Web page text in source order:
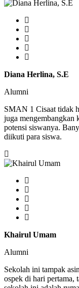
Diana Herlina, S.E
Alumni
SMAN 1 Cisaat tidak
juga mengembangkan
potensi siswanya.
diikuti para siswa.
Khairul Umam
Alumni
Sekolah ini tampak
ospek di hari pertama,